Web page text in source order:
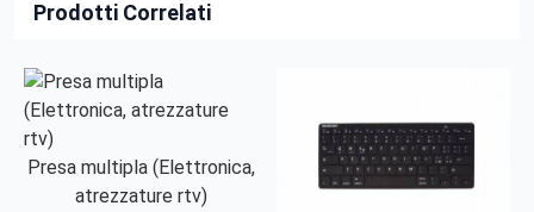
Prodotti Correlati
Presa multipla (Elettronica,
atrezzature rtv)